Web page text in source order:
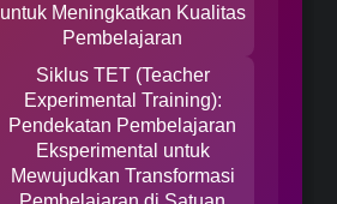
untuk Meningkatkan Kualitas
Pembelajaran
Siklus TET (Teacher
Experimental Training):
Pendekatan Pembelajaran
Eksperimental untuk
Mewujudkan Transformasi